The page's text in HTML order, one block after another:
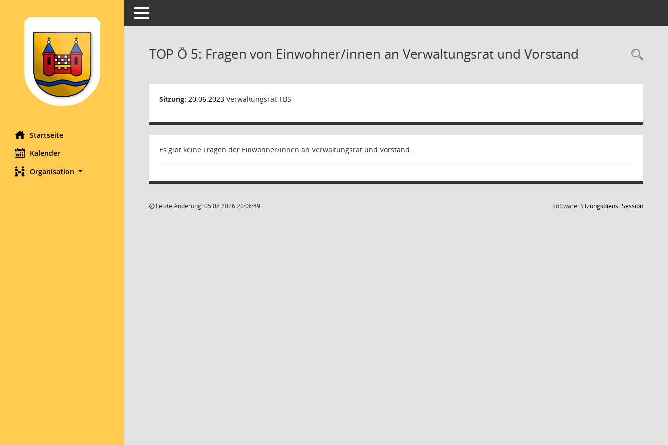
Startseite
Kalender
Organisation
Toggle navigation
TOP Ö 5: Fragen von Einwohner/innen an Verwaltungsrat und Vorstand
Sitzung: 20.06.2023 Verwaltungsrat TBS
Es gibt keine Fragen der Einwohner/innen an Verwaltungsrat und Vorstand.
Letzte Änderung: 05.08.2026 20:06:49 Software:SitzungsdienstSession(Wird in